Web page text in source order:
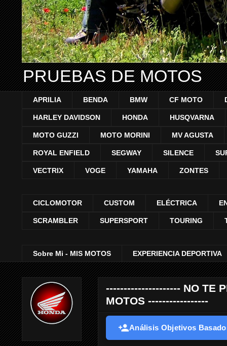
PRUEBAS DE MOTOS
APRILIA BENDA BMW CF MOTO
HARLEY DAVIDSON HONDA HUSQVARNA
MOTO GUZZI MOTO MORINI MV AGUSTA
ROYAL ENFIELD SEGWAY SILENCE
VECTRIX VOGE YAMAHA ZONTES
CICLOMOTOR CUSTOM ELÉCTRICA
SCRAMBLER SUPERSPORT TOURING
Sobre Mi - MIS MOTOS EXPERIENCIA DEPORTIVA
--------------------- NO TE
MOTOS -----------------
Análisis Objetivos